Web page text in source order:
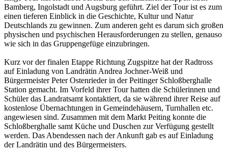
Bamberg, Ingolstadt und Augsburg geführt. Ziel der Tour ist es zum
einen tieferen Einblick in die Geschichte, Kultur und Natur
Deutschlands zu gewinnen. Zum anderen geht es darum sich großen
physischen und psychischen Herausforderungen zu stellen, genauso
wie sich in das Gruppengefüge einzubringen.
Kurz vor der finalen Etappe Richtung Zugspitze hat der Radtross
auf Einladung von Landrätin Andrea Jochner-Weiß und
Bürgermeister Peter Ostenrieder in der Peitinger Schloßberghalle
Station gemacht. Im Vorfeld ihrer Tour hatten die Schülerinnen und
Schüler das Landratsamt kontaktiert, da sie während ihrer Reise auf
kostenlose Übernachtungen in Gemeindehäusern, Turnhallen etc.
angewiesen sind. Zusammen mit dem Markt Peiting konnte die
Schloßberghalle samt Küche und Duschen zur Verfügung gestellt
werden. Das Abendessen nach der Ankunft gab es auf Einladung
der Landrätin und des Bürgermeisters.